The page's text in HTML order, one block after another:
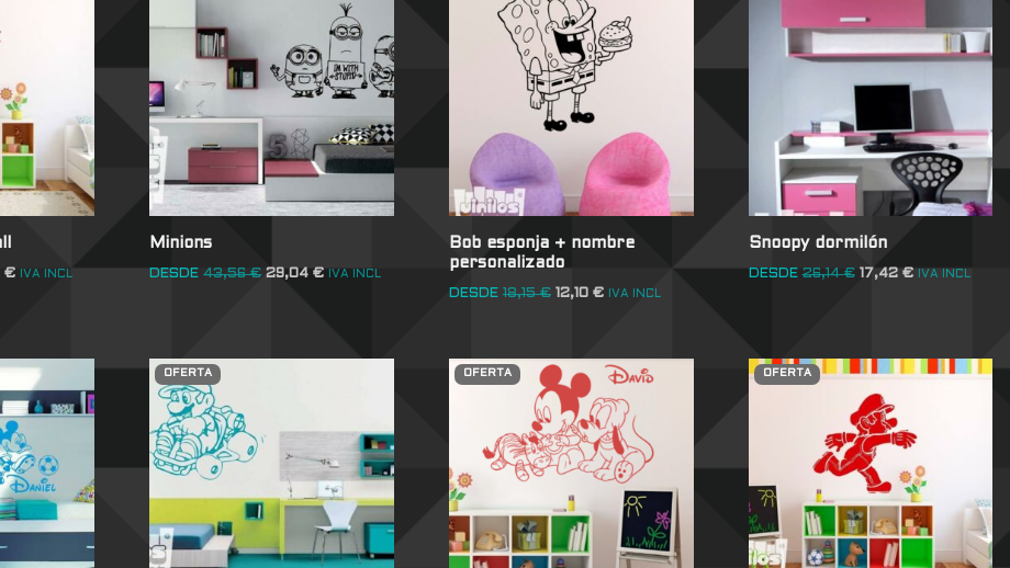
€ IVA INCL
Minions
DESDE 43,56€ 29,04€ IVA INCL
Bob esponja + nombre
personalizado
DESDE 18,15€ 12,10 € IVA INCL
Snoopy dormilón
DESDE 26,14€ 17,42 € IVA INCL
OFERTA OFERTA OFERTA